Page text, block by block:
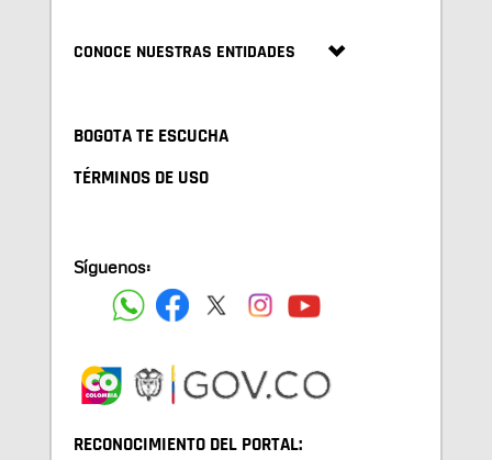
CONOCE NUESTRAS ENTIDADES
BOGOTA TE ESCUCHA
TÉRMINOS DE USO
Síguenos:
RECONOCIMIENTO DEL PORTAL: